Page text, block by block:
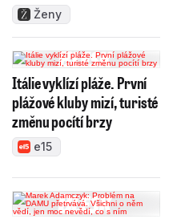
Ženy
Itálie vyklízí pláže. První
plážové kluby mizí, turisté
změnu pocítí brzy
e15